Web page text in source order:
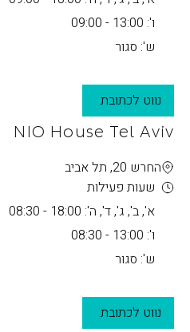
ו': 13:00 - 09:00
ש': סגור
נווט לכתובת
NIO House Tel Aviv
החרש 20, תל אביב
שעות פעילות
א', ב', ג', ד', ה': 18:00 - 08:30
ו': 13:00 - 08:30
ש': סגור
נווט לכתובת